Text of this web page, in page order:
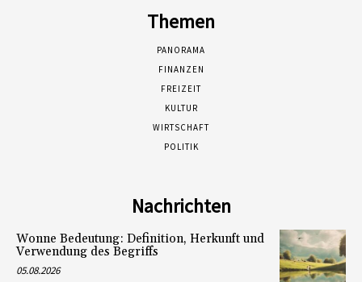
Themen
PANORAMA
FINANZEN
FREIZEIT
KULTUR
WIRTSCHAFT
POLITIK
Nachrichten
Wonne Bedeutung: Definition, Herkunft und
Verwendung des Begriffs
05.08.2026